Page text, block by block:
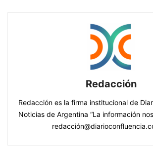
Redacción
Redacción es la firma institucional de
Noticias de Argentina “La información